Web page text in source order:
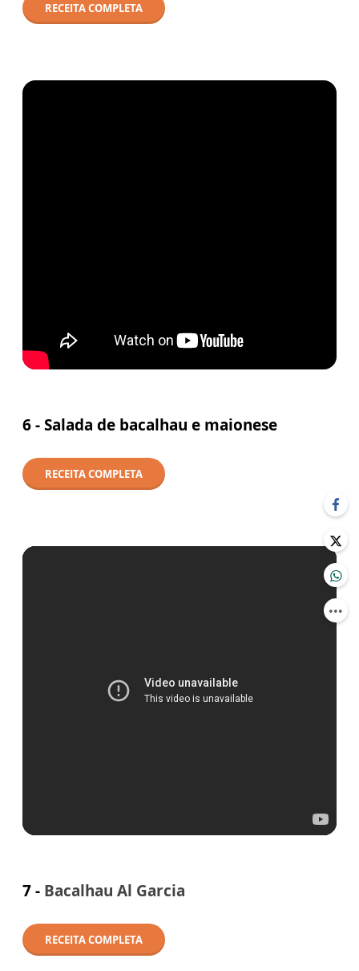
RECEITA COMPLETA
6 - Salada de bacalhau e maionese
RECEITA COMPLETA
7 - Bacalhau Al Garcia
RECEITA COMPLETA